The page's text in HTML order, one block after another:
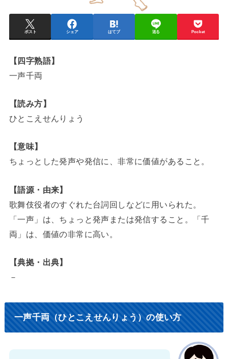
ポスト シェア はてブ 送る Pocket
【四字熟語】
一声千両
【読み方】
ひとこえせんりょう
【意味】
ちょっとした発声や発信に、非常に価値があること。
【語源・由来】
歌舞伎役者のすぐれた台詞回しなどに用いられた。
「一声」は、ちょっと発声または発信すること。「千
両」は、価値の非常に高い。
【典拠・出典】
－
一声千両（ひとこえせんりょう）の使い方